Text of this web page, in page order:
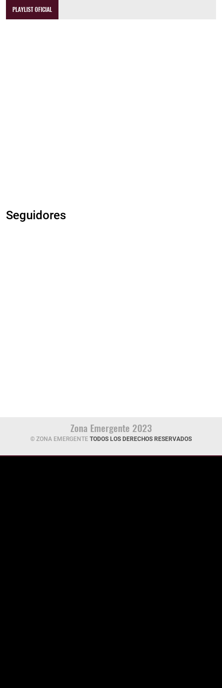
PLAYLIST OFICIAL
Seguidores
Zona Emergente 2023
© ZONA EMERGENTE TODOS LOS DERECHOS RESERVADOS